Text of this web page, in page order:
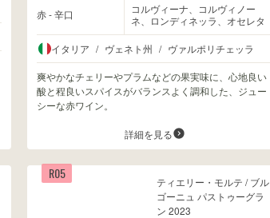
赤 - 辛口
コルヴィーナ、コルヴィノー
ネ、ロンディネッラ、オセレタ
イタリア / ヴェネト州 / ヴァルポリチェッラ
爽やかなチェリーやプラムなどの果実味に、心地良い
酸と程良いスパイスがバランスよく調和した、ジュー
シーな赤ワイン。
詳細を見る
R05
ティエリー・モルテ / ブル
ゴーニュ パストゥーグラ
ン 2023